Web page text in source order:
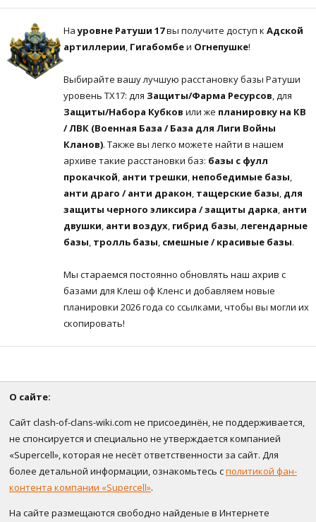
Науровне Ратуши 17вы получите доступ к Адской
артиллерии Гигабомбеи Огнепушке!
Выбирайте вашу лучшую расстановку базы Ратуши
уровень ТХ17: для Защиты/Фарма Ресурсов , для
Защиты/Набора Кубков или же планировку на КВ
/ ЛВК (Военная База / База для Лиги Войны
Кланов). Также вы легко можете найти в нашем
архиве такие расстановки баз: базы с фулл
прокачкой анти трешки непобедимые базы
анти драго / анти дракон тащерские базы для
защиты черного эликсира / защиты дарка анти
двушки анти воздух гибрид базы легендарные
базы тролль базы смешные / красивые базы.
Мы стараемся постоянно обновлять наш ахрив с
базами для Клеш оф Кленс и добавляем новые
планировки 2026 года со ссылками, чтобы вы могли их
скопировать!
О сайте:
Сайт clash-of-clans-wiki.com не присоединён, не поддерживается,
не спонсируется и специально не утверждается компанией
«Supercell», которая не несёт ответственности за сайт. Для
более детальной информации, ознакомьтесь сполитикой фан-
контента компании «Supercell».
На сайте размещаются свободно найденые в Интернете